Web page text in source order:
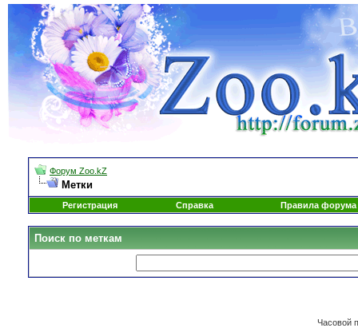
Форум Zoo.kZ
Метки
Регистрация Справка Правила форума
Поиск по меткам
Часовой